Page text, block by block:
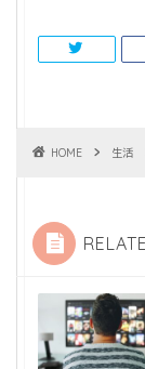
HOME 生活